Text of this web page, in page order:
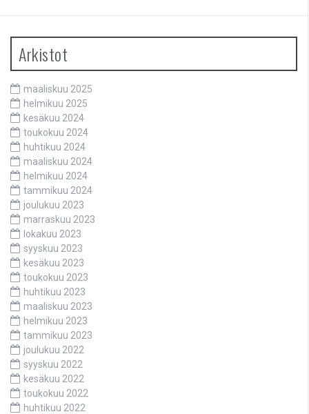
Arkistot
maaliskuu 2025
helmikuu 2025
kesäkuu 2024
toukokuu 2024
huhtikuu 2024
maaliskuu 2024
helmikuu 2024
tammikuu 2024
joulukuu 2023
marraskuu 2023
lokakuu 2023
syyskuu 2023
kesäkuu 2023
toukokuu 2023
huhtikuu 2023
maaliskuu 2023
helmikuu 2023
tammikuu 2023
joulukuu 2022
syyskuu 2022
kesäkuu 2022
toukokuu 2022
huhtikuu 2022